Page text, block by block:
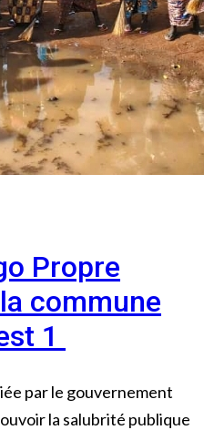
Propre
commune
1
par le gouvernement
la salubrité publique